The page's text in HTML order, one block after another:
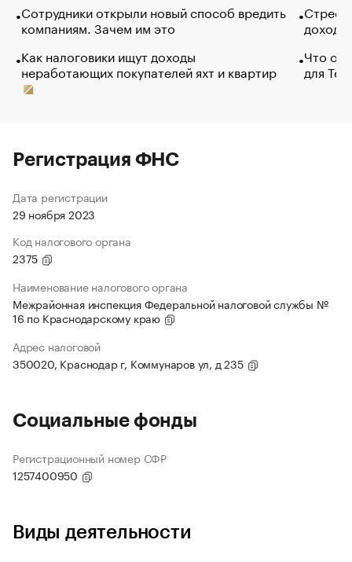
Сотрудники открыли новый способ вредить
компаниям. Зачем им это
Как налоговики ищут доходы
неработающих покупателей яхт и квартир
Что
для
Регистрация ФНС
Дата регистрации
29 ноября 2023
Код налогового органа
2375
Наименование налогового органа
Межрайонная инспекция Федеральной налоговой службы №
16 по Краснодарскому краю
Адрес налоговой
350020, Краснодар г, Коммунаров ул, д 235
Социальные фонды
Регистрационный номер СФР
1257400950
Виды деятельности